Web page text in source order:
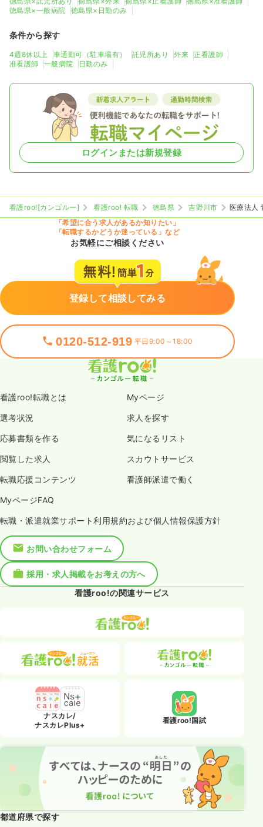
徳島県×一般病院
徳島県×日勤のみ
条件から探す
4週8休以上 車通勤可（駐車場有） 託児所あり 外来
正看護師
准看護師
一般病院 日勤のみ
ログインまたは新規登録
看護roo![カンゴルー] 看護roo! 転職 徳島県 吉野川市
医療法人
「希望に合う求人があるか知りたい」
「転職するかどうか迷っている」など
お気軽にご相談ください
登録して相談してみる
0120-512-919 平日9:00～18:00
看護roo!転職とは Myページ
選考状況 求人を探す
応募書類を作る 気になるリスト
閲覧した求人 スカウトサービス
転職応援コンテンツ 看護師派遣で働く
MyページFAQ
転職・派遣就業サポート利用規約および個人情報保護方針
お問い合わせフォーム
採用・求人掲載をお考えの方へ
看護roo!の関連サービス
ナスカレ/
ナスカレPlus+
看護roo!国試
都道府県で探す